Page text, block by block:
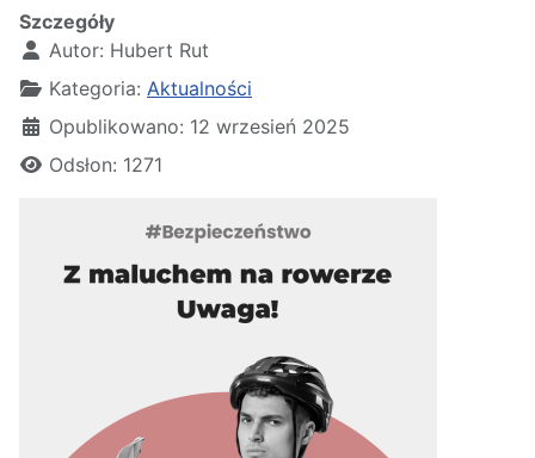
Szczegóły
Autor: Hubert Rut
Kategoria: Aktualności
Opublikowano: 12 wrzesień 2025
Odsłon: 1271